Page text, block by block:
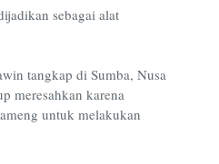
sebagai alat
tangkap di Sumba, Nusa
meresahkan karena
untuk melakukan